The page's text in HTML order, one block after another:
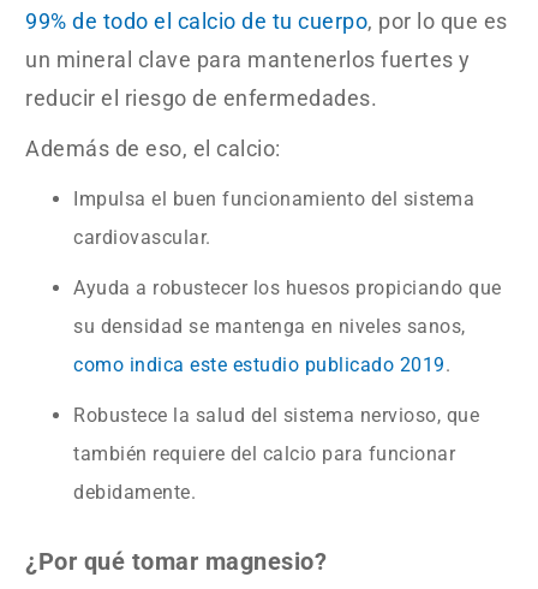
99% de todo el calcio de tu cuerpo, por lo que es
un mineral clave para mantenerlos fuertes y
reducir el riesgo de enfermedades.
Además de eso, el calcio:
Impulsa el buen funcionamiento del sistema
cardiovascular.
Ayuda a robustecer los huesos propiciando que
su densidad se mantenga en niveles sanos,
como indica este estudio publicado 2019.
Robustece la salud del sistema nervioso, que
también requiere del calcio para funcionar
debidamente.
¿Por qué tomar magnesio?